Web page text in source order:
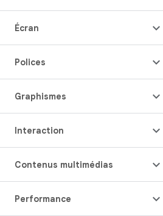
Écran
Polices
Graphismes
Interaction
Contenus multimédias
Performance